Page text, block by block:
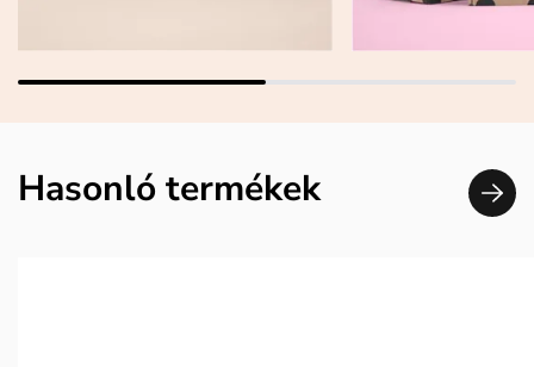
Hasonló termékek